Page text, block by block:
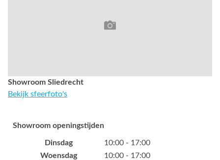
Showroom Sliedrecht
Bekijk sfeerfoto's
Showroom openingstijden
Dinsdag
10:00 - 17:00
Woensdag
10:00 - 17:00